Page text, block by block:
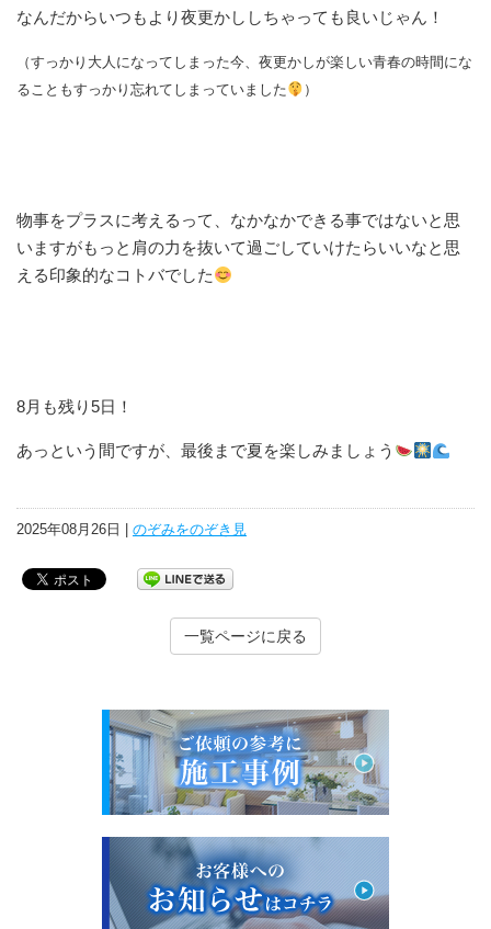
なんだからいつもより夜更かししちゃっても良いじゃん！
（すっかり大人になってしまった今、夜更かしが楽しい青春の時間にな
ることもすっかり忘れてしまっていました
）
物事をプラスに考えるって、なかなかできる事ではないと思
いますがもっと肩の力を抜いて過ごしていけたらいいなと思
える印象的なコトバでした
8月も残り5日！
あっという間ですが、最後まで夏を楽しみましょう
2025年08月26日 | のぞみをのぞき見
一覧ページに戻る